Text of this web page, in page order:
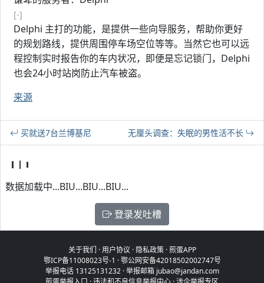
[-]
Delphi 主打的功能，是提供一些向导服务，帮助你更好
的规划路线，提供周围停车场空位等等。当然它也可以远
程控制实时报告你的车内状况，即便是忘记锁门，Delphi
也会24小时站岗防止汽车被盗。
来源
买就送7台兰博基尼 无厘头调查：失眠的男性活不长
数据加载中...BIU...BIU...BIU...
登录发吐槽
关于我们 ·用户协议 · 隐私政策·煎蛋APP
鄂ICP备11008023号-1 ·鄂公网安备42018502002747号
举报电话 13125131232 · 举报邮箱 jubao@jandan.com